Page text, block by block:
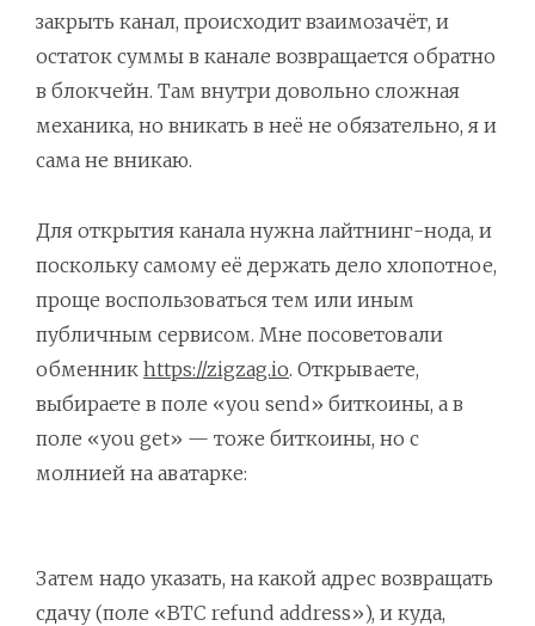
закрыть канал, происходит взаимозачёт, и
остаток суммы в канале возвращается обратно
в блокчейн. Там внутри довольно сложная
механика, но вникать в неё не обязательно, я и
сама не вникаю.
Для открытия канала нужна лайтнинг-нода, и
поскольку самому её держать дело хлопотное,
проще воспользоваться тем или иным
публичным сервисом. Мне посоветовали
обменник https://zigzag.io. Открываете,
выбираете в поле «you send» биткоины, а в
поле «you get» — тоже биткоины, но с
молнией на аватарке:
Затем надо указать, на какой адрес возвращать
сдачу (поле «BTC refund address»), и куда,